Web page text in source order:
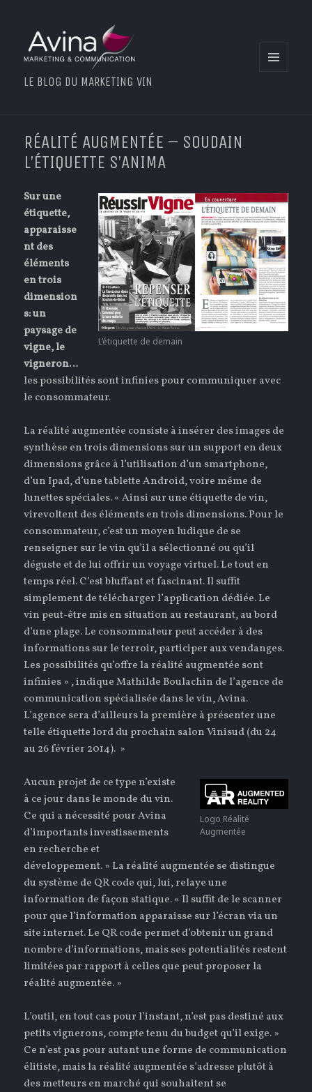
LE BLOG DU MARKETING VIN
RÉALITÉ AUGMENTÉE – SOUDAIN
L’ÉTIQUETTE S’ANIMA
L’étiquette de demain
Sur une
étiquette,
apparaisse
nt des
éléments
en trois
dimension
s: un
paysage de
vigne, le
vigneron…
les possibilités sont infinies pour communiquer avec
le consommateur.
La réalité augmentée consiste à insérer des images de
synthèse en trois dimensions sur un support en deux
dimensions grâce à l’utilisation d’un smartphone,
d’un Ipad, d’une tablette Android, voire même de
lunettes spéciales. « Ainsi sur une étiquette de vin,
virevoltent des éléments en trois dimensions. Pour le
consommateur, c’est un moyen ludique de se
renseigner sur le vin qu’il a sélectionné ou qu’il
déguste et de lui offrir un voyage virtuel. Le tout en
temps réel. C’est bluffant et fascinant. Il suffit
simplement de télécharger l’application dédiée. Le
vin peut-être mis en situation au restaurant, au bord
d’une plage. Le consommateur peut accéder à des
informations sur le terroir, participer aux vendanges.
Les possibilités qu’offre la réalité augmentée sont
infinies » , indique Mathilde Boulachin de l’agence de
communication spécialisée dans le vin, Avina.
L’agence sera d’ailleurs la première à présenter une
telle étiquette lord du prochain salon Vinisud (du 24
au 26 février 2014). »
Logo Réalité
Augmentée
Aucun projet de ce type n’existe
à ce jour dans le monde du vin.
Ce qui a nécessité pour Avina
d’importants investissements
en recherche et
développement. » La réalité augmentée se distingue
du système de QR code qui, lui, relaye une
information de façon statique. « Il suffit de le scanner
pour que l’information apparaisse sur l’écran via un
site internet. Le QR code permet d’obtenir un grand
nombre d’informations, mais ses potentialités restent
limitées par rapport à celles que peut proposer la
réalité augmentée. »
L’outil, en tout cas pour l’instant, n’est pas destiné aux
petits vignerons, compte tenu du budget qu’il exige. »
Ce n’est pas pour autant une forme de communication
élitiste, mais la réalité augmentée s’adresse plutôt à
des metteurs en marché qui souhaitent se